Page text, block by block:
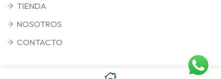
TIENDA
NOSOTROS
CONTACTO
Copyright © 2026